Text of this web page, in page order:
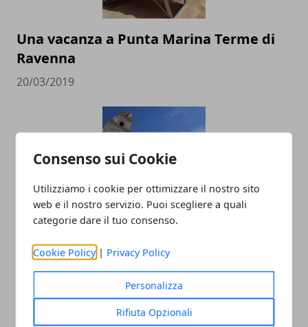
Consenso sui Cookie
Utilizziamo i cookie per ottimizzare il nostro sito
web e il nostro servizio. Puoi scegliere a quali
categorie dare il tuo consenso.
Cookie Policy | Privacy Policy
Personalizza
Rifiuta Opzionali
Una vacanza a Punta Marina Terme di
Ravenna
20/03/2019
Bed and breakfast a Lecce: alternativa
agli hotel
02/03/2018